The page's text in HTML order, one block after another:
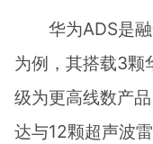
华为ADS是
为例，其搭载3颗
级为更高线数产
达与12颗超声波